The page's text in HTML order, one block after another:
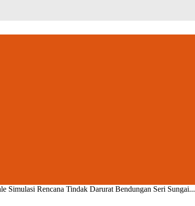
Simulasi Rencana Tindak Darurat Bendungan Seri Sungai...